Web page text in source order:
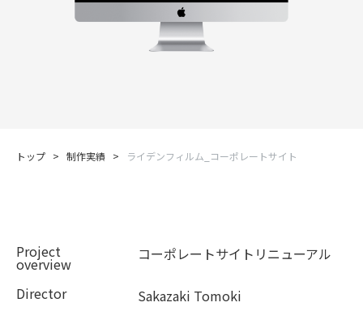
トップ > 制作実績 > ライデンフィルム_コーポレートサイト
Project
overview
コーポレートサイトリニューアル
Director
Sakazaki Tomoki